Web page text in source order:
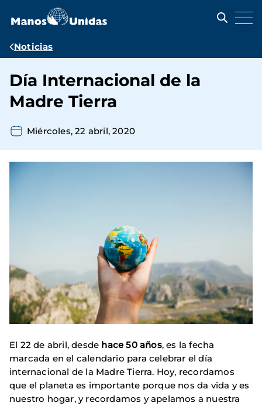
contenido
Ruta
navegación
Noticias
Día Internacional de la
Madre Tierra
Miércoles, 22 abril, 2020
El 22 de abril, desde hace 50 años, es la fecha
marcada en el calendario para celebrar el día
internacional de la Madre Tierra. Hoy, recordamos
que el planeta es importante porque nos da vida y es
nuestro hogar, y recordamos y apelamos a nuestra